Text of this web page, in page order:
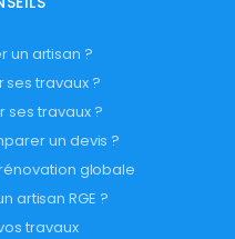
un artisan ?
travaux ?
ses travaux ?
un devis ?
globale
artisan RGE ?
travaux